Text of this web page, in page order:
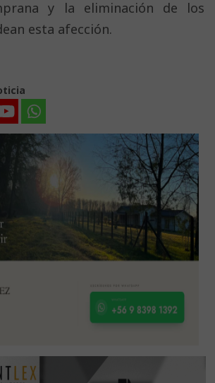
y la eliminación de los
esta afección.